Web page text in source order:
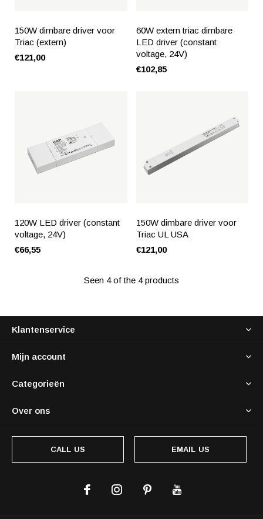
150W dimbare driver voor
Triac (extern)
€121,00
60W extern triac dimbare
LED driver (constant
voltage, 24V)
€102,85
120W LED driver (constant
voltage, 24V)
€66,55
150W dimbare driver voor
Triac UL USA
€121,00
Seen 4 of the 4 products
Klantenservice
Mijn account
Categorieën
Over ons
CALL US EMAIL US